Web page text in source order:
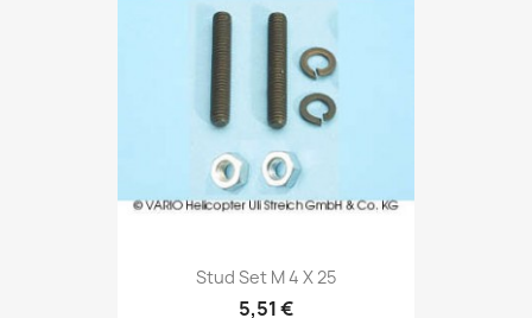
Stud Set M 4 X 25
5,51 €